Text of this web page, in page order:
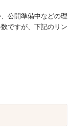
公開準備中などの理
ですが、下記のリン